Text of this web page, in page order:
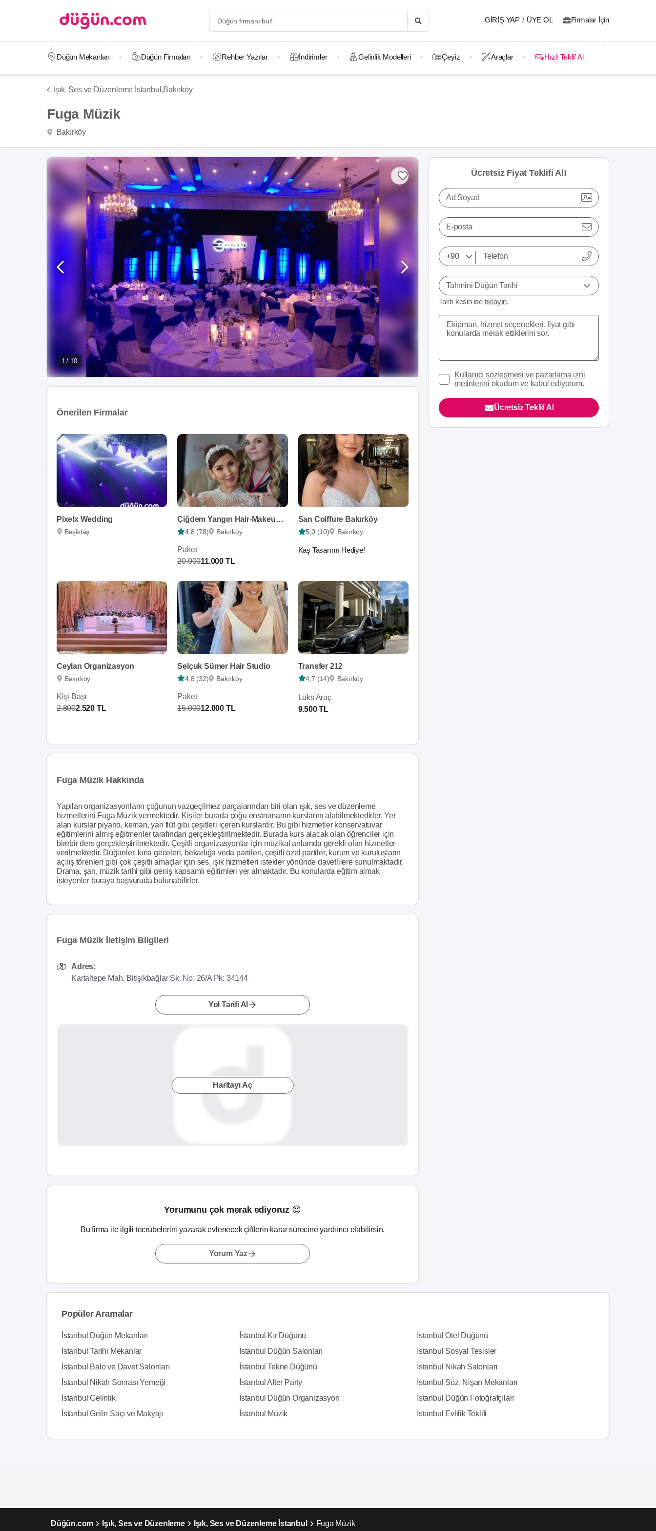
GIRIŞ YAP / ÜYE OL Firmalar İçin
Düğün Mekanları Düğün Firmaları Rehber Yazılar İndirimler Gelinlik Modelleri Çeyiz Araçlar Hızlı Teklif Al
Işık, Ses ve Düzenleme İstanbul,Bakırköy
Fuga Müzik
Bakırköy
1 / 10
Önerilen Firmalar
Pixelx Wedding
Beşiktaş
Çiğdem Yangın Hair-Makeup Artist
4,8 (78) Bakırköy
Paket
20.00011.000 TL
San Coiffure Bakırköy
5,0 (10) Bakırköy
Kaş Tasarımı Hediye!
Ceylan Organizasyon
Bakırköy
Kişi Başı
2.8002.520 TL
Selçuk Sümer Hair Studio
4,8 (32) Bakırköy
Paket
15.00012.000 TL
Transfer 212
4,7 (14) Bakırköy
Lüks Araç
9.500 TL
Fuga Müzik Hakkında
Yapılan organizasyonların çoğunun vazgeçilmez parçalarından biri olan ışık, ses ve düzenleme
hizmetlerini Fuga Müzik vermektedir. Kişiler burada çoğu enstrümanın kurslarını alabilmektedirler. Yer
alan kurslar piyano, keman, yan flüt gibi çeşitleri içeren kurslardır. Bu gibi hizmetler konservatuvar
eğitimlerini almış eğitmenler tarafından gerçekleştirilmektedir. Burada kurs alacak olan öğrenciler için
birebir ders gerçekleştirilmektedir. Çeşitli organizasyonlar için müzikal anlamda gerekli olan hizmetler
verilmektedir. Düğünler, kına geceleri, bekarlığa veda partileri, çeşitli özel partiler, kurum ve kuruluşların
açılış törenleri gibi çok çeşitli amaçlar için ses, ışık hizmetleri istekler yönünde davetlilere sunulmaktadır.
Drama, şan, müzik tarihi gibi geniş kapsamlı eğitimleri yer almaktadır. Bu konularda eğitim almak
isteyenler buraya başvuruda bulunabilirler.
Fuga Müzik İletişim Bilgileri
Adres:
Kartaltepe Mah. Bitişikbağlar Sk. No: 26/A Pk: 34144
Yol Tarifi Al
Haritayı Aç
Yorumunu çok merak ediyoruz 😍
Bu firma ile ilgili tecrübelerini yazarak evlenecek çiftlerin karar sürecine yardımcı olabilirsin.
Yorum Yaz
Ücretsiz Fiyat Teklifi Al!
Ad Soyad
E-posta
Tahmini Düğün Tarihi
Tarih kesin ise tıklayın.
Kullanıcı sözleşmesi ve pazarlama izni
metinlerini okudum ve kabul ediyorum.
Ücretsiz Teklif Al
Popüler Aramalar
İstanbul Düğün Mekanları İstanbul Kır Düğünü
İstanbul Otel Düğünü
İstanbul Tarihi Mekanlar
İstanbul Düğün Salonları
İstanbul Sosyal Tesisler
İstanbul Balo ve Davet Salonları
İstanbul Tekne Düğünü
İstanbul Nikah Salonları
İstanbul Nikah Sonrası Yemeği
İstanbul After Party
İstanbul Söz, Nişan Mekanları
İstanbul Gelinlik
İstanbul Düğün Organizasyon
İstanbul Düğün Fotoğrafçıları
İstanbul Gelin Saçı ve Makyajı
İstanbul Müzik İstanbul Evlilik Teklifi
Düğün.com Işık, Ses ve Düzenleme Işık, Ses ve Düzenleme İstanbul Fuga Müzik